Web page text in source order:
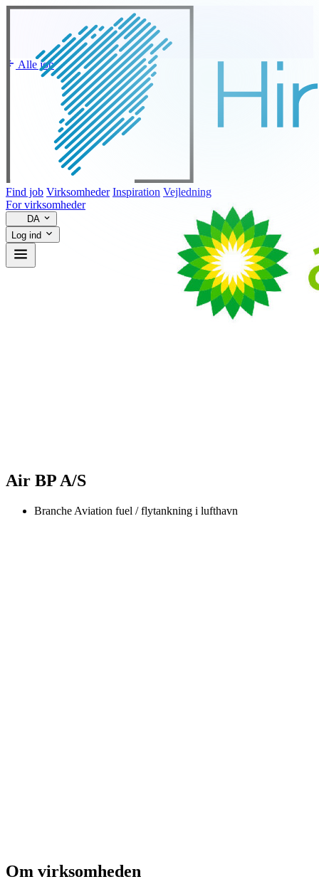
Find job Virksomheder Inspiration Vejledning
For virksomheder
DA
Log ind
Alle job
Air BP A/S
Branche Aviation fuel / flytankning i lufthavn
Om virksomheden